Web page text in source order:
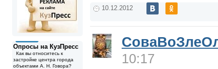
Опросы на КузПресс
Как вы относитесь к
застройке центра города
объектами А. Н. Говора?
10.12.2012
10:17